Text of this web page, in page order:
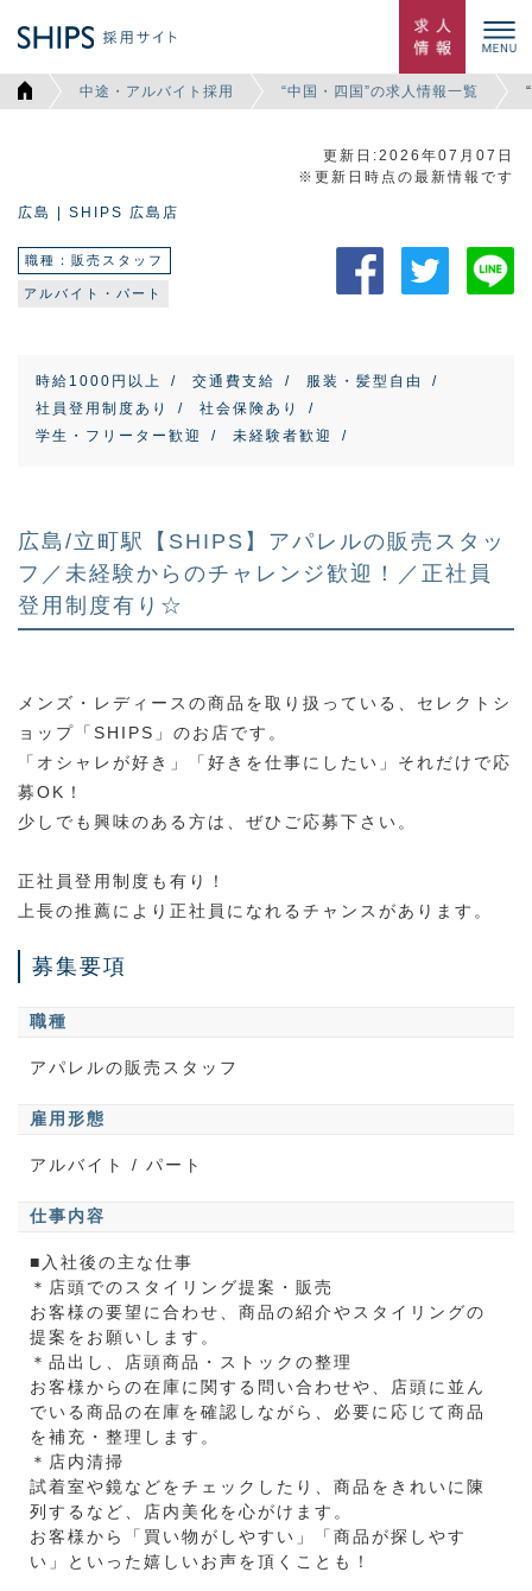
中途・アルバイト採用 “中国・四国”の求人情報一覧
更新日:2026年07月07日
※更新日時点の最新情報です
広島 | SHIPS 広島店
職種：販売スタッフ
アルバイト・パート
時給1000円以上 交通費支給
服装・髪型自由
社員登用制度あり
社会保険あり
学生・フリーター歓迎
未経験者歓迎
広島/立町駅【SHIPS】アパレルの販売スタッ
フ／未経験からのチャレンジ歓迎！／正社員
登用制度有り☆
メンズ・レディースの商品を取り扱っている、セレクトシ
ョップ「SHIPS」のお店です。
「オシャレが好き」「好きを仕事にしたい」それだけで応
募OK！
少しでも興味のある方は、ぜひご応募下さい。
正社員登用制度も有り！
上長の推薦により正社員になれるチャンスがあります。
募集要項
職種
アパレルの販売スタッフ
雇用形態
アルバイト / パート
仕事内容
■入社後の主な仕事
＊店頭でのスタイリング提案・販売
お客様の要望に合わせ、商品の紹介やスタイリングの
提案をお願いします。
＊品出し、店頭商品・ストックの整理
お客様からの在庫に関する問い合わせや、店頭に並ん
でいる商品の在庫を確認しながら、必要に応じて商品
を補充・整理します。
＊店内清掃
試着室や鏡などをチェックしたり、商品をきれいに陳
列するなど、店内美化を心がけます。
お客様から「買い物がしやすい」「商品が探しやす
い」といった嬉しいお声を頂くことも！